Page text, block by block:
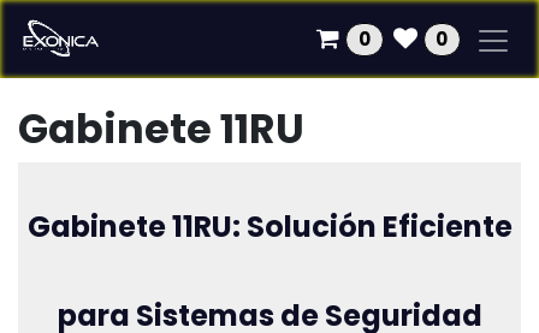
Ir al contenido
0 0
Gabinete 11RU
Gabinete 11RU: Solución Eficiente
para Sistemas de Seguridad